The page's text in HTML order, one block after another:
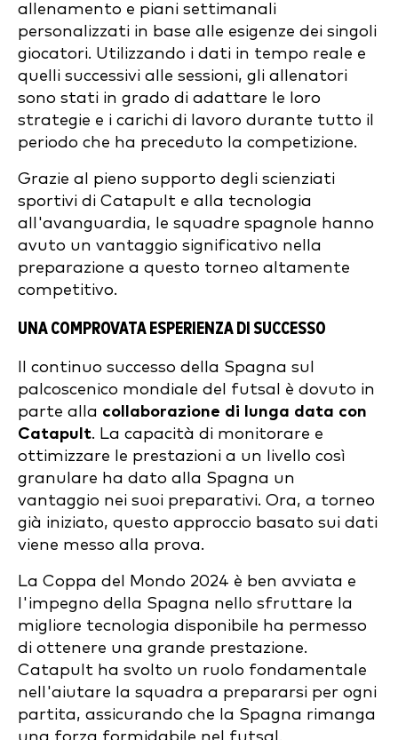
allenamento e piani settimanali
personalizzati in base alle esigenze dei singoli
giocatori. Utilizzando i dati in tempo reale e
quelli successivi alle sessioni, gli allenatori
sono stati in grado di adattare le loro
strategie e i carichi di lavoro durante tutto il
periodo che ha preceduto la competizione.
Grazie al pieno supporto degli scienziati
sportivi di Catapult e alla tecnologia
all'avanguardia, le squadre spagnole hanno
avuto un vantaggio significativo nella
preparazione a questo torneo altamente
competitivo.
UNA COMPROVATA ESPERIENZA DI SUCCESSO
Il continuo successo della Spagna sul
palcoscenico mondiale del futsal è dovuto in
parte alla collaborazione di lunga data con
Catapult. La capacità di monitorare e
ottimizzare le prestazioni a un livello così
granulare ha dato alla Spagna un
vantaggio nei suoi preparativi. Ora, a torneo
già iniziato, questo approccio basato sui dati
viene messo alla prova.
La Coppa del Mondo 2024 è ben avviata e
l'impegno della Spagna nello sfruttare la
migliore tecnologia disponibile ha permesso
di ottenere una grande prestazione.
Catapult ha svolto un ruolo fondamentale
nell'aiutare la squadra a prepararsi per ogni
partita, assicurando che la Spagna rimanga